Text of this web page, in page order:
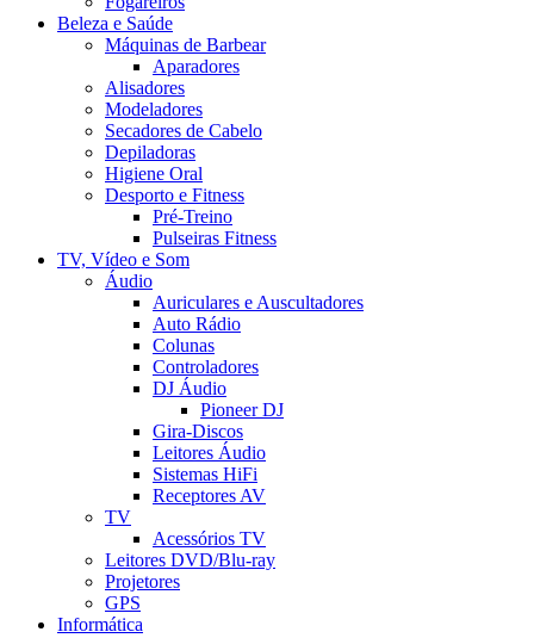
Beleza e Saúde
Máquinas de Barbear
Aparadores
Alisadores
Modeladores
Secadores de Cabelo
Depiladoras
Higiene Oral
Desporto e Fitness
Pré-Treino
Pulseiras Fitness
TV, Vídeo e Som
Áudio
Auriculares e Auscultadores
Auto Rádio
Colunas
Controladores
DJ Áudio
Pioneer DJ
Gira-Discos
Leitores Áudio
Sistemas HiFi
Receptores AV
TV
Acessórios TV
Leitores DVD/Blu-ray
Projetores
GPS
Informática